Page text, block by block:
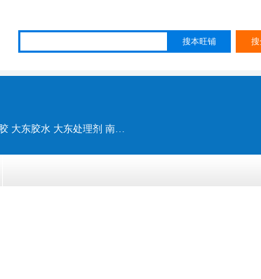
海涯树脂 鞋用胶水 南宝树脂 南宝硬化剂 处理剂 硬化剂 单边胶 单面胶 水性胶 大东胶水 大东处理剂 南宝处理剂